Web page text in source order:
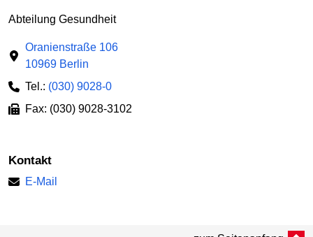
Abteilung Gesundheit
Oranienstraße 106
10969 Berlin
Tel.: (030) 9028-0
Fax: (030) 9028-3102
Kontakt
E-Mail